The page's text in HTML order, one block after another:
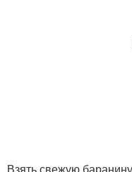
Взять свежую